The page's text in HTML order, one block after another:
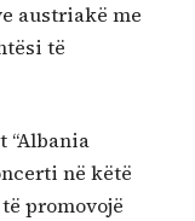
austriakë me
të
“Albania
në këtë
promovojë